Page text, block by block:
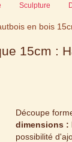
Sculpture
en bois
15cm :
Découpe
dimensions :
possibilité